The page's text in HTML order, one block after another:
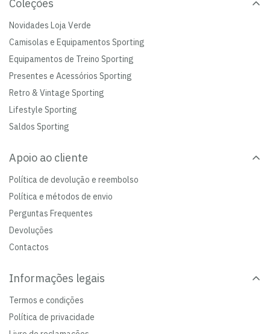
Coleções
Novidades Loja Verde
Camisolas e Equipamentos Sporting
Equipamentos de Treino Sporting
Presentes e Acessórios Sporting
Retro & Vintage Sporting
Lifestyle Sporting
Saldos Sporting
Apoio ao cliente
Política de devolução e reembolso
Política e métodos de envio
Perguntas Frequentes
Devoluções
Contactos
Informações legais
Termos e condições
Política de privacidade